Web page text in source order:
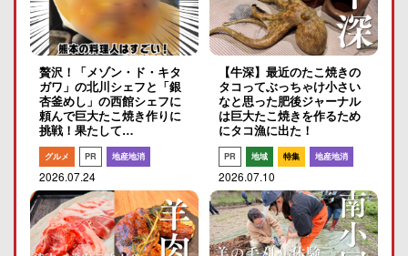
贅沢！「メゾン・ド・キタ
ガワ」の北川シェフと「銀
杏釜めし」の西館シェフに
頼んで巨大たこ焼き作りに
挑戦！果たして…
グルメ PR 地産地消
2026.07.24
【牛深】最近のたこ焼きの
タコってぶっちゃけ小さい
なと思った肥後ジャーナル
は巨大たこ焼きを作るため
にタコ漁に出た！
PR 地域 特集 地産地消
2026.07.10